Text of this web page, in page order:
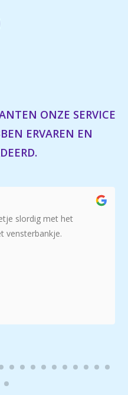
ONZE SERVICE
ERVAREN EN
slordig met het
vensterbankje.